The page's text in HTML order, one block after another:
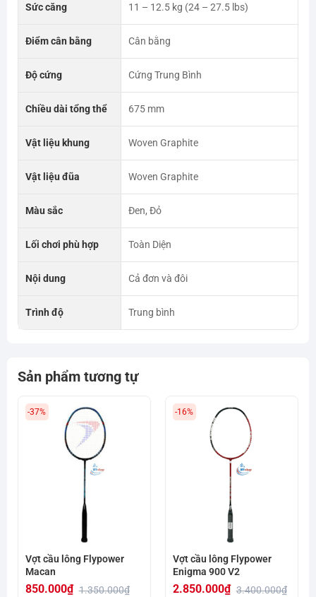
Sức căng 11 – 12.5 kg (24 – 27.5 lbs)
Điểm cân bằng Cân bằng
Độ cứng Cứng Trung Bình
Chiều dài tổng thể 675 mm
Vật liệu khung Woven Graphite
Vật liệu đũa Woven Graphite
Màu sắc Đen, Đỏ
Lối chơi phù hợp Toàn Diện
Nội dung Cả đơn và đôi
Trình độ Trung bình
Sản phẩm tương tự
-37%
Vợt cầu lông Flypower
Macan
1.350.000₫
850.000₫
-16%
Vợt cầu lông Flypower
Enigma 900 V2
3.400.000₫
2.850.000₫